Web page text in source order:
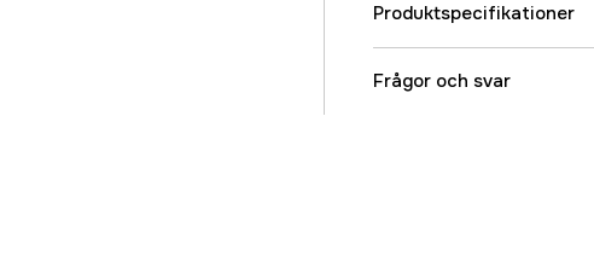
Produktspecifikationer
Referensnummer
Frågor och svar